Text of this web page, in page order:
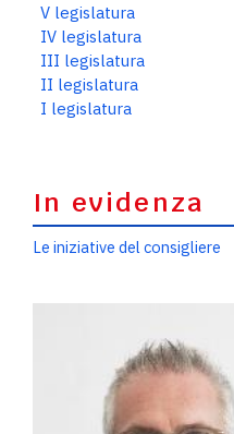
V legislatura
IV legislatura
III legislatura
II legislatura
I legislatura
In evidenza
Le iniziative del consigliere